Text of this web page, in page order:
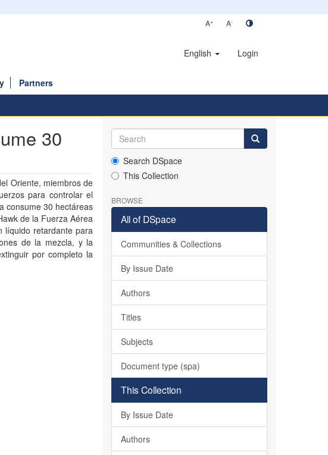
A+ A-
English Login
Partners
30
Oriente, miembros de
para controlar el
consume 30 hectáreas
de la Fuerza Aérea
líquido retardante para
de la mezcla, y la
por completo la
Search DSpace
This Collection
BROWSE
All of DSpace
Communities & Collections
By Issue Date
Authors
Titles
Subjects
Document type (spa)
This Collection
By Issue Date
Authors